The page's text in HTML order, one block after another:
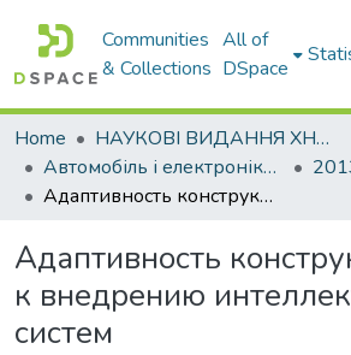
Communities
& Collections
All of
DSpace
Home
НАУКОВІ ВИДАННЯ ХНАДУ
Автомобіль і електроніка. Сучасні технології
Адаптивность конструкции СДМ к внедрению интеллектуальных систем
Адаптивность
к внедрению
систем